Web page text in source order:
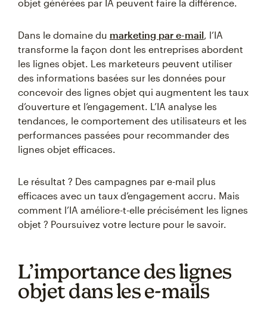
objet générées par IA peuvent faire la différence.
Dans le domaine du marketing par e-mail, l’IA
transforme la façon dont les entreprises abordent
les lignes objet. Les marketeurs peuvent utiliser
des informations basées sur les données pour
concevoir des lignes objet qui augmentent les taux
d’ouverture et l’engagement. L’IA analyse les
tendances, le comportement des utilisateurs et les
performances passées pour recommander des
lignes objet efficaces.
Le résultat ? Des campagnes par e-mail plus
efficaces avec un taux d’engagement accru. Mais
comment l’IA améliore-t-elle précisément les lignes
objet ? Poursuivez votre lecture pour le savoir.
L’importance des lignes
objet dans les e-mails